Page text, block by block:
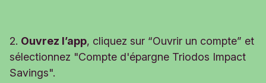
2. Ouvrez l’app, cliquez sur “Ouvrir un compte” et
sélectionnez "Compte d'épargne Triodos Impact
Savings".